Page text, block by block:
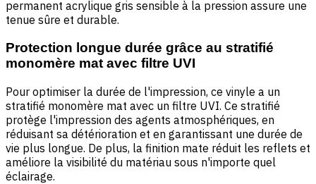
permanent acrylique gris sensible à la pression assure une
tenue sûre et durable.
Protection longue durée grâce au stratifié
monomère mat avec filtre UVI
Pour optimiser la durée de l'impression, ce vinyle a un
stratifié monomère mat avec un filtre UVI. Ce stratifié
protège l'impression des agents atmosphériques, en
réduisant sa détérioration et en garantissant une durée de
vie plus longue. De plus, la finition mate réduit les reflets et
améliore la visibilité du matériau sous n'importe quel
éclairage.